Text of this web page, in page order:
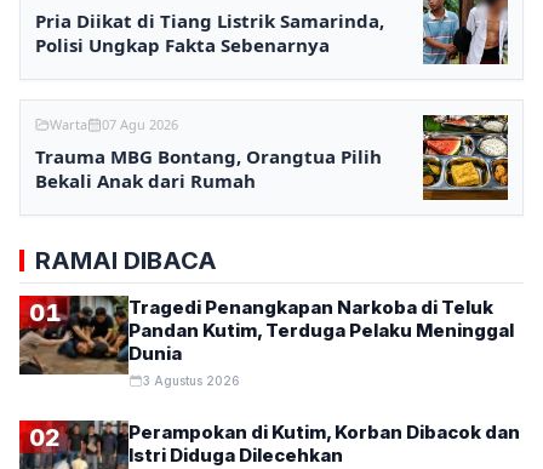
Pria Diikat di Tiang Listrik Samarinda,
Polisi Ungkap Fakta Sebenarnya
Warta 07 Agu 2026
Trauma MBG Bontang, Orangtua Pilih
Bekali Anak dari Rumah
RAMAI DIBACA
01
Tragedi Penangkapan Narkoba di Teluk
Pandan Kutim, Terduga Pelaku Meninggal
Dunia
3 Agustus 2026
02
Perampokan di Kutim, Korban Dibacok dan
Istri Diduga Dilecehkan